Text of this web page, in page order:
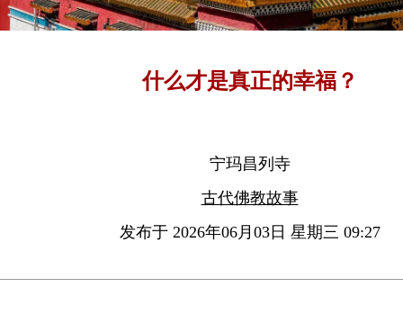
什么才是真正的幸福？
宁玛昌列寺
古代佛教故事
发布于 2026年06月03日 星期三 09:27